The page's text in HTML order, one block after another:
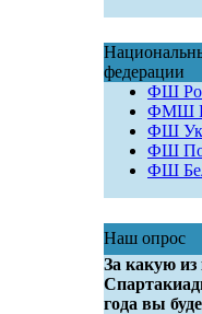
федерации
ФШ
ФМШ
ФШ
ФШ
ФШ
Наш опрос
За какую
года вы